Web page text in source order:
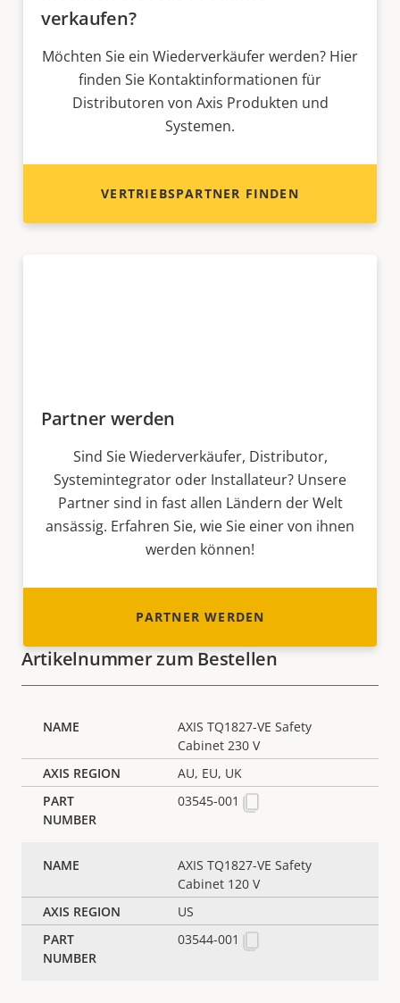
verkaufen?
Möchten Sie ein Wiederverkäufer werden? Hier
finden Sie Kontaktinformationen für
Distributoren von Axis Produkten und
Systemen.
VERTRIEBSPARTNER FINDEN
Partner werden
Sind Sie Wiederverkäufer, Distributor,
Systemintegrator oder Installateur? Unsere
Partner sind in fast allen Ländern der Welt
ansässig. Erfahren Sie, wie Sie einer von ihnen
werden können!
PARTNER WERDEN
Artikelnummer zum Bestellen
AXIS TQ1827-VE Safety
Cabinet 230 V
AU, EU, UK
03545-001
AXIS TQ1827-VE Safety
Cabinet 120 V
US
03544-001